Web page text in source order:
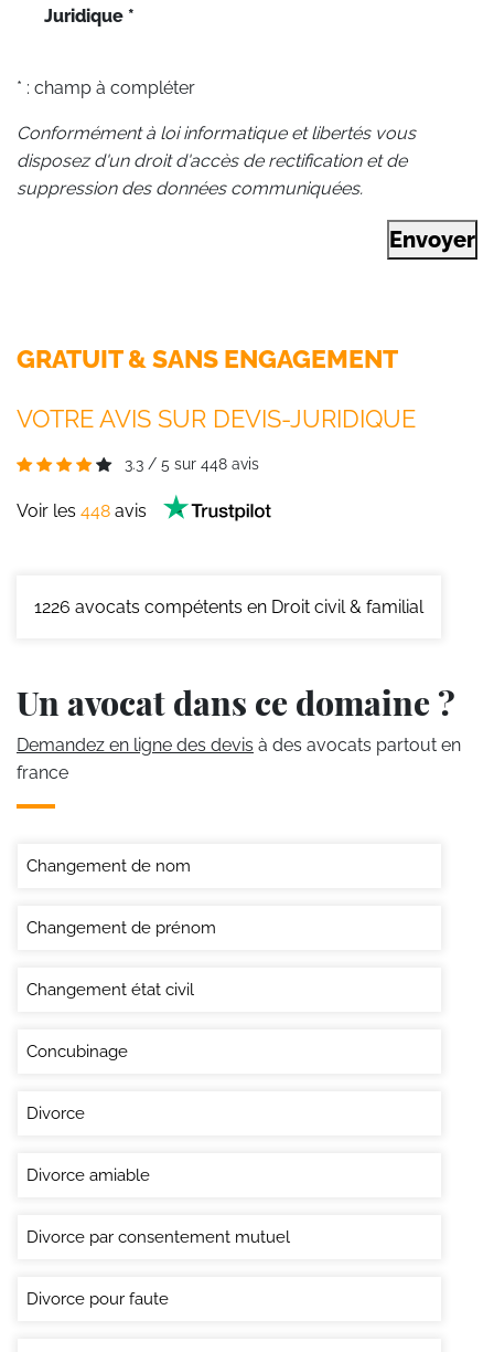
Juridique *
* : champ à compléter
Conformément à loi informatique et libertés vous
disposez d'un droit d'accès de rectification et de
suppression des données communiquées.
Envoyer
GRATUIT & SANS ENGAGEMENT
VOTRE AVIS SUR DEVIS-JURIDIQUE
3.3 / 5 sur 448 avis
Voir les 448 avis
1226 avocats compétents en Droit civil & familial
Un avocat dans ce domaine ?
Demandez en ligne des devis à des avocats partout en
france
Changement de nom
Changement de prénom
Changement état civil
Concubinage
Divorce
Divorce amiable
Divorce par consentement mutuel
Divorce pour faute